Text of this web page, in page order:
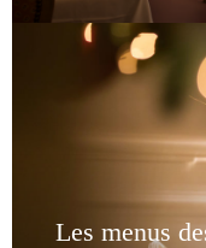
Les menus